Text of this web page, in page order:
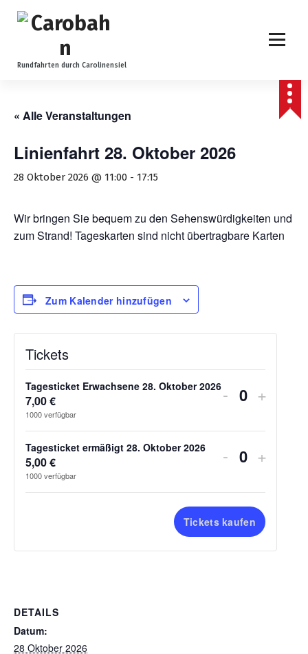
Rundfahrten durch Carolinensiel
« Alle Veranstaltungen
Linienfahrt 28. Oktober 2026
28 Oktober 2026 @ 11:00 - 17:15
Wir bringen Sie bequem zu den Sehenswürdigkeiten und
zum Strand! Tageskarten sind nicht übertragbare Karten
Zum Kalender hinzufügen
DETAILS
Datum:
28 Oktober 2026
Tickets
Tagesticket Erwachsene 28. Oktober 2026
7,00€
1000verfügbar
Verringern
- Anzahl
+
Tagesticket ermäßigt 28. Oktober 2026
5,00€
1000verfügbar
Verringern
- Anzahl
+
Tickets kaufen